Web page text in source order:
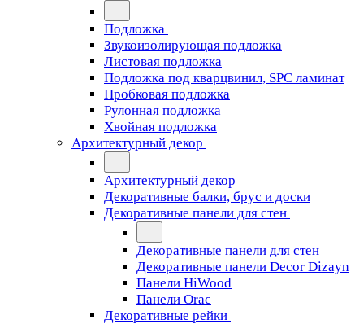
Подложка
Звукоизолирующая подложка
Листовая подложка
Подложка под кварцвинил, SPC ламинат
Пробковая подложка
Рулонная подложка
Хвойная подложка
Архитектурный декор
Архитектурный декор
Декоративные балки, брус и доски
Декоративные панели для стен
Декоративные панели для стен
Декоративные панели Decor Dizayn
Панели HiWood
Панели Orac
Декоративные рейки